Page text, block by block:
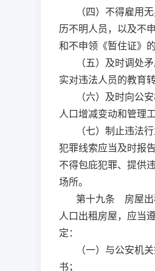
（四）不得雇用
历不明人员，以及不
和不申领《暂住证》的
（五）及时调处
实对违法人员的教育转
（六）及时向公
人口增减变动和管理
（七）制止违法
犯罪线索应当及时报
不得包庇犯罪、提供
场所。
第十九条 房屋出
人口出租房屋，应当
定：
（一）与公安机
书；